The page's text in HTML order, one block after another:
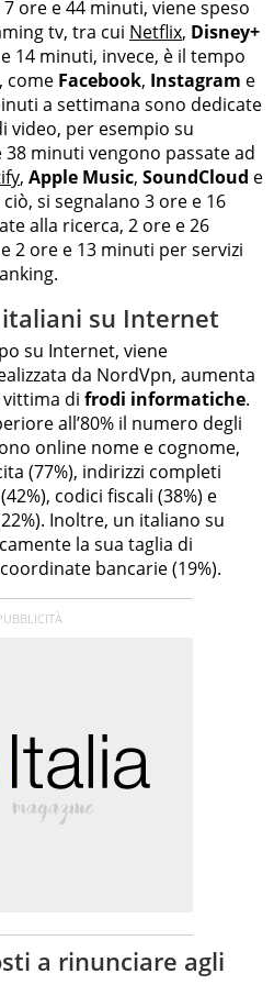
ore e 44 minuti, viene speso
tv, tra cui Netflix, Disney+
14 minuti, invece, è il tempo
come Facebook, Instagram e
a settimana sono dedicate
video, per esempio su
38 minuti vengono passate ad
, Apple Music, SoundCloud e
si segnalano 3 ore e 16
alla ricerca, 2 ore e 26
e 2 ore e 13 minuti per servizi
italiani su Internet
su Internet, viene
da NordVpn, aumenta
di frodi informatiche.
all’80% il numero degli
online nome e cognome,
(77%), indirizzi completi
codici fiscali (38%) e
Inoltre, un italiano su
la sua taglia di
bancarie (19%).
a rinunciare agli